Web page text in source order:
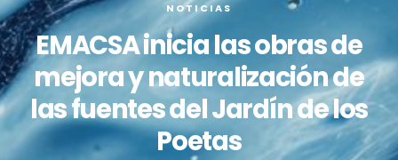
NOTICIAS
EMACSA inicia las obras de
mejora y naturalización de
las fuentes del Jardín de los
Poetas